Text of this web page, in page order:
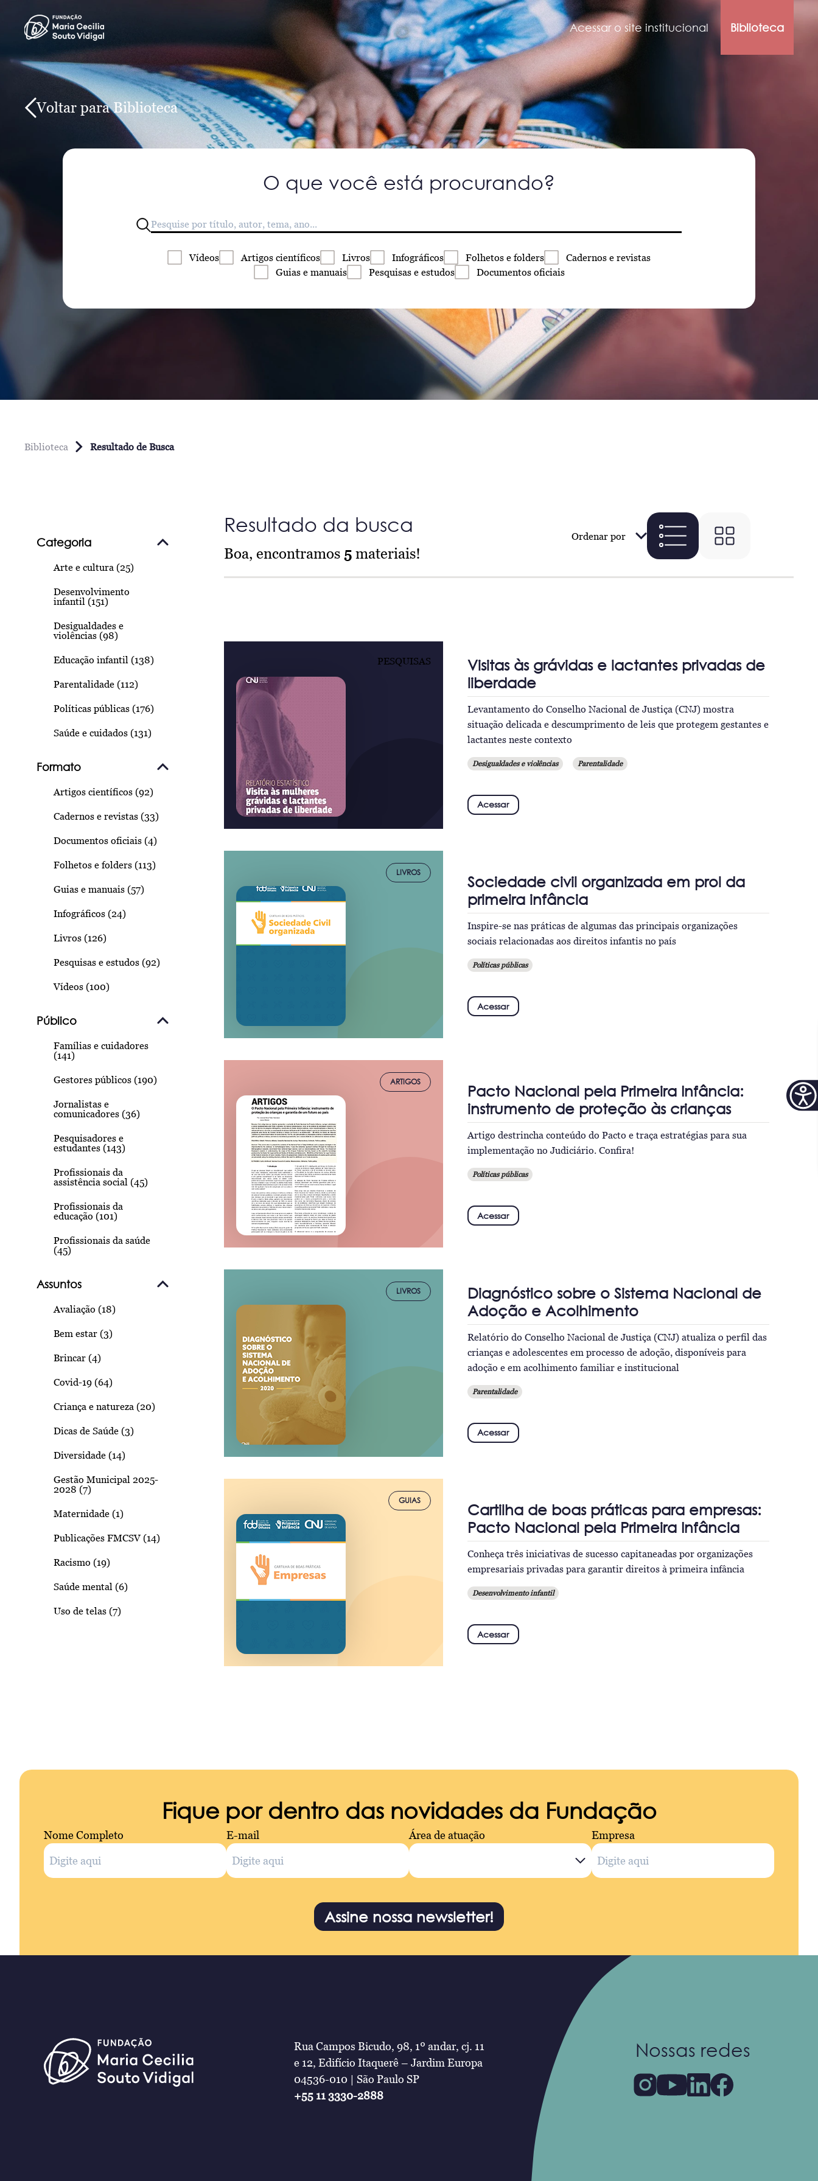
Acessar o site institucional Biblioteca
Voltar para Biblioteca
O que você está procurando?
Vídeos Artigos científicos Livros Infográficos Folhetos e folders Cadernos e revistas
Guias e manuais Pesquisas e estudos Documentos oficiais
Biblioteca Resultado de Busca
Categoria
Arte e cultura (25)
Desenvolvimento
infantil (151)
Desigualdades e
violências (98)
Educação infantil (138)
Parentalidade (112)
Políticas públicas (176)
Saúde e cuidados (131)
Formato
Artigos científicos (92)
Cadernos e revistas (33)
Documentos oficiais (4)
Folhetos e folders (113)
Guias e manuais (57)
Infográficos (24)
Livros (126)
Pesquisas e estudos (92)
Vídeos (100)
Público
Famílias e cuidadores
(141)
Gestores públicos (190)
Jornalistas e
comunicadores (36)
Pesquisadores e
estudantes (143)
Profissionais da
assistência social (45)
Profissionais da
educação (101)
Profissionais da saúde
(45)
Assuntos
Avaliação (18)
Bem estar (3)
Brincar (4)
Covid-19 (64)
Criança e natureza (20)
Dicas de Saúde (3)
Diversidade (14)
Gestão Municipal 2025-
2028 (7)
Maternidade (1)
Publicações FMCSV (14)
Racismo (19)
Saúde mental (6)
Uso de telas (7)
Resultado da busca
Boa, encontramos 5materiais!
Ordenar por
PESQUISAS
Visitas às grávidas e lactantes privadas de
liberdade
Levantamento do Conselho Nacional de Justiça (CNJ) mostra
situação delicada e descumprimento de leis que protegem gestantes e
lactantes neste contexto
Desigualdades e violências Parentalidade
Acessar
LIVROS
Sociedade civil organizada em prol da
primeira infância
Inspire-se nas práticas de algumas das principais organizações
sociais relacionadas aos direitos infantis no país
Políticas públicas
Acessar
ARTIGOS
Pacto Nacional pela Primeira Infância:
instrumento de proteção às crianças
Artigo destrincha conteúdo do Pacto e traça estratégias para sua
implementação no Judiciário. Confira!
Políticas públicas
Acessar
LIVROS
Diagnóstico sobre o Sistema Nacional de
Adoção e Acolhimento
Relatório do Conselho Nacional de Justiça (CNJ) atualiza o perfil das
crianças e adolescentes em processo de adoção, disponíveis para
adoção e em acolhimento familiar e institucional
Parentalidade
Acessar
GUIAS
Cartilha de boas práticas para empresas:
Pacto Nacional pela Primeira Infância
Conheça três iniciativas de sucesso capitaneadas por organizações
empresariais privadas para garantir direitos à primeira infância
Desenvolvimento infantil
Acessar
Fique por dentro das novidades da Fundação
Nome Completo E-mail Área de atuação Empresa
Assine nossa newsletter!
Rua Campos Bicudo, 98, 1º andar, cj. 11
e 12, Edifício Itaquerê – Jardim Europa
04536-010 | São Paulo SP
+55 11 3330-2888
Nossas redes